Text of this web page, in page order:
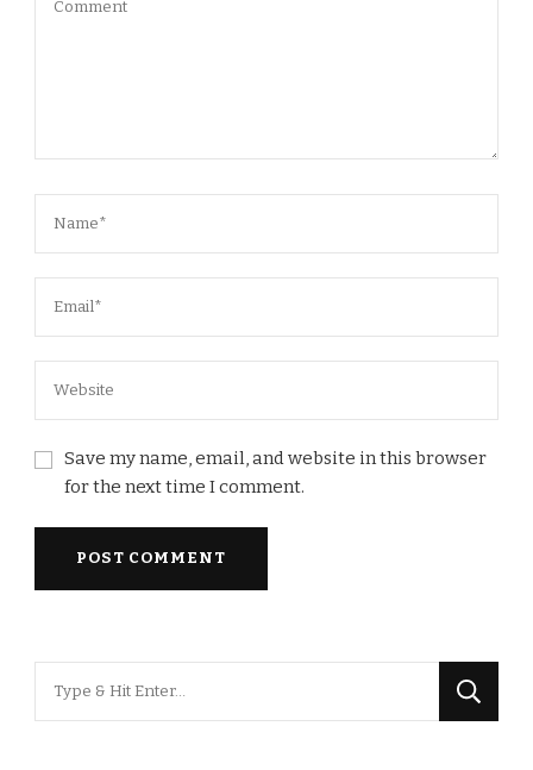
Save my name, email, and website in this browser
for the next time I comment.